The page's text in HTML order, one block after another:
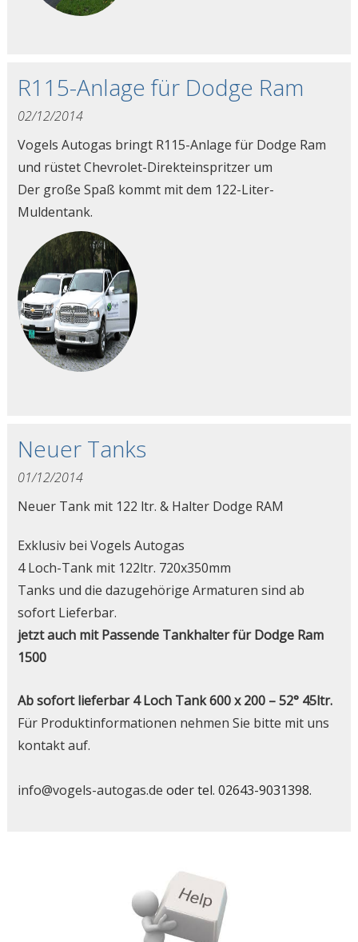
R115-Anlage für Dodge Ram
02/12/2014
Vogels Autogas bringt R115-Anlage für Dodge Ram
und rüstet Chevrolet-Direkteinspritzer um
Der große Spaß kommt mit dem 122-Liter-
Muldentank.
Neuer Tanks
01/12/2014
Neuer Tank mit 122 ltr. & Halter Dodge RAM
Exklusiv bei Vogels Autogas
4 Loch-Tank mit 122ltr. 720x350mm
Tanks und die dazugehörige Armaturen sind ab
sofort Lieferbar.
jetzt auch mit Passende Tankhalter für Dodge Ram
1500
Ab sofort lieferbar 4 Loch Tank 600 x 200 – 52° 45ltr.
Für Produktinformationen nehmen Sie bitte mit uns
kontakt auf.
info@vogels-autogas.de oder tel. 02643-9031398.